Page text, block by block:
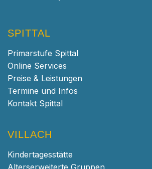
SPITTAL
Primarstufe Spittal
Online Services
Preise & Leistungen
Termine und Infos
Kontakt Spittal
VILLACH
Kindertagesstätte
Alterserweiterte Gruppen